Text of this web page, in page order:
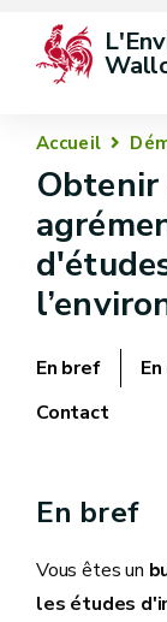
Accueil
Obtenir
En bref
Contact
En bref
Vous êtes un
les études